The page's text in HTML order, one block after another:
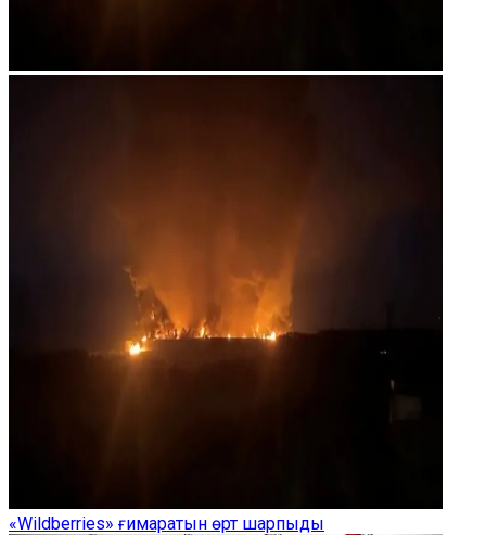
«Wildberries» ғимаратын өрт шарпыды